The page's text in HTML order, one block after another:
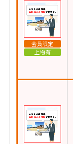
会員限定
上物有